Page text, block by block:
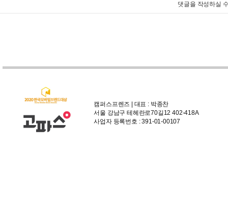
댓글을 작성하실
캠퍼스프렌즈 | 대표 : 박종찬
서울 강남구 테헤란로70길12 402-418A
사업자 등록번호 : 391-01-00107